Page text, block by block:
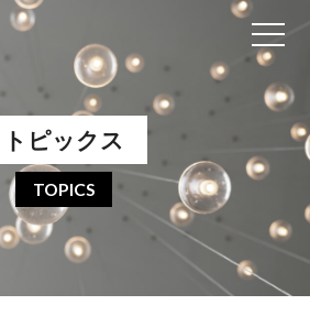
トピックス
TOPICS